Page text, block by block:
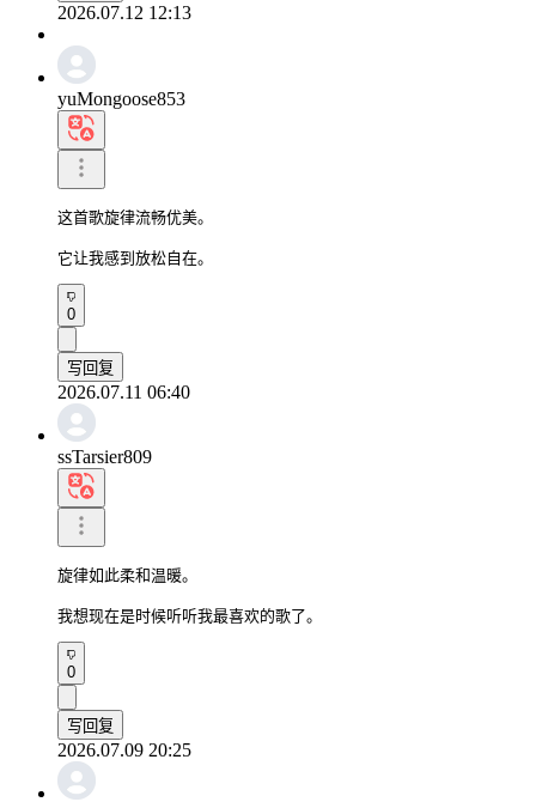
2026.07.12 12:13
yuMongoose853
这首歌旋律流畅优美。
它让我感到放松自在。
0
写回复
2026.07.11 06:40
ssTarsier809
旋律如此柔和温暖。
我想现在是时候听听我最喜欢的歌了。
0
写回复
2026.07.09 20:25